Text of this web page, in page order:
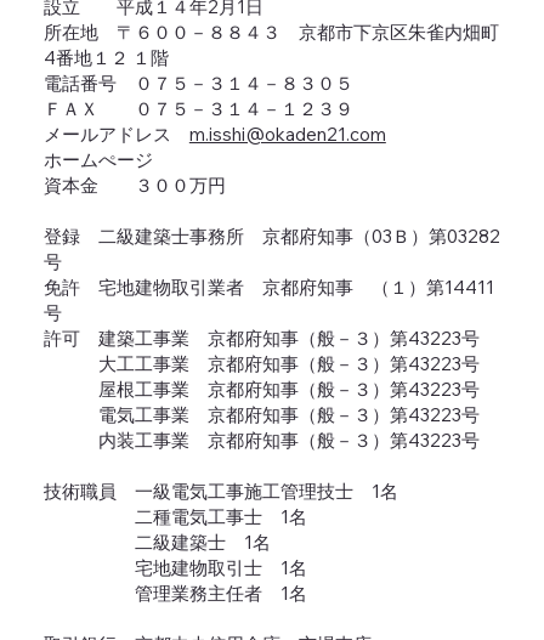
設立 平成１４年2月1日
所在地 〒６００－８８４３ 京都市下京区朱雀内畑町
4番地１２ １階
電話番号 ０７５－３１４－８３０５
ＦＡＸ ０７５－３１４－１２３９
メールアドレス m.isshi@okaden21.com
ホームぺージ
資本金 ３００万円
登録 二級建築士事務所 京都府知事（03Ｂ）第03282
号
免許 宅地建物取引業者 京都府知事 （１）第14411
号
許可 建築工事業 京都府知事（般－３）第43223号
大工工事業 京都府知事（般－３）第43223号
屋根工事業 京都府知事（般－３）第43223号
電気工事業 京都府知事（般－３）第43223号
内装工事業 京都府知事（般－３）第43223号
技術職員 一級電気工事施工管理技士 1名
二種電気工事士 1名
二級建築士 1名
宅地建物取引士 1名
管理業務主任者 1名